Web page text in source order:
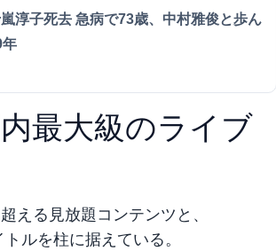
淳子死去 急病で73歳、中村雅俊と歩ん
年
最大級のライブ
える見放題コンテンツと、
ルを柱に据えている。